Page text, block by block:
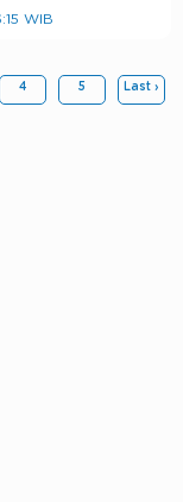
WIB
4 5 Last ›